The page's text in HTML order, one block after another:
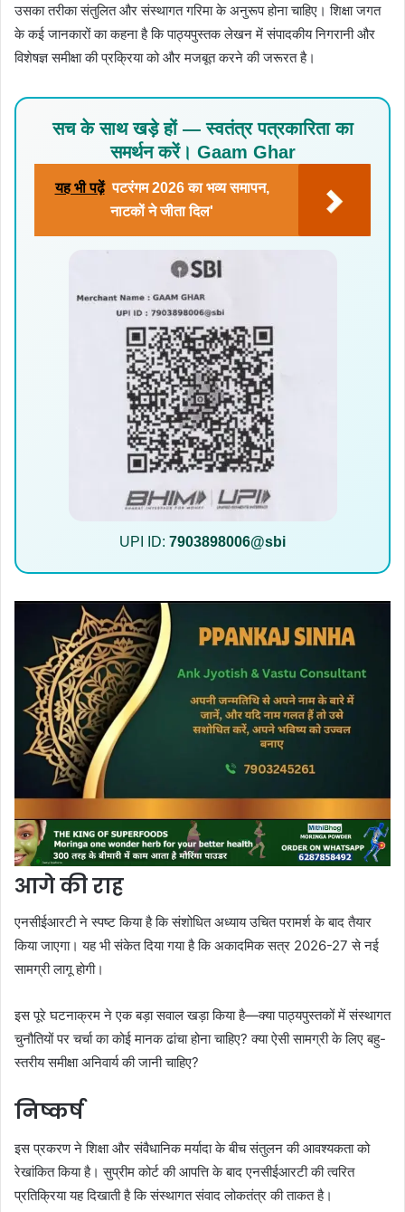
उसका तरीका संतुलित और संस्थागत गरिमा के अनुरूप होना चाहिए। शिक्षा जगत
के कई जानकारों का कहना है कि पाठ्यपुस्तक लेखन में संपादकीय निगरानी और
विशेषज्ञ समीक्षा की प्रक्रिया को और मजबूत करने की जरूरत है।
सच के साथ खड़े हों — स्वतंत्र पत्रकारिता का
समर्थन करें। Gaam Ghar
यह भी पढ़ें पटरंगम 2026 का भव्य समापन,
नाटकों ने जीता दिल'
UPI ID: 7903898006@sbi
आगे की राह
एनसीईआरटी ने स्पष्ट किया है कि संशोधित अध्याय उचित परामर्श के बाद तैयार
किया जाएगा। यह भी संकेत दिया गया है कि अकादमिक सत्र 2026-27 से नई
सामग्री लागू होगी।
इस पूरे घटनाक्रम ने एक बड़ा सवाल खड़ा किया है—क्या पाठ्यपुस्तकों में संस्थागत
चुनौतियों पर चर्चा का कोई मानक ढांचा होना चाहिए? क्या ऐसी सामग्री के लिए बहु-
स्तरीय समीक्षा अनिवार्य की जानी चाहिए?
निष्कर्ष
इस प्रकरण ने शिक्षा और संवैधानिक मर्यादा के बीच संतुलन की आवश्यकता को
रेखांकित किया है। सुप्रीम कोर्ट की आपत्ति के बाद एनसीईआरटी की त्वरित
प्रतिक्रिया यह दिखाती है कि संस्थागत संवाद लोकतंत्र की ताकत है।